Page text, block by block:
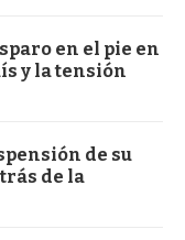
en el pie en
y la tensión
de su
de la